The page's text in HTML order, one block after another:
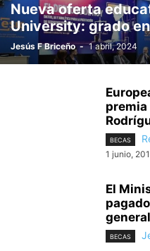
Nueva oferta
University: grado
Jesús F Briceño - 1 abril, 2024
premia
BECAS
1 junio,
El
BECAS